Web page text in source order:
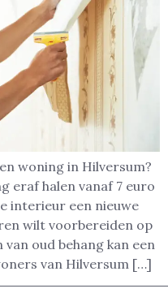
woning in Hilversum?
eraf halen vanaf 7 euro
interieur een nieuwe
wilt voorbereiden op
oud behang kan een
van Hilversum […]